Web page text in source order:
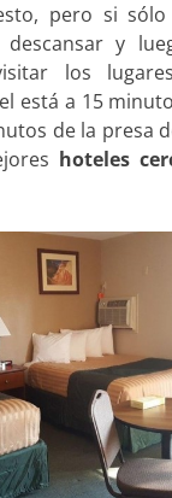
pero si
descansar y
los
está a 15
de la presa
hoteles